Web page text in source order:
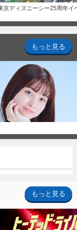
京ディズニーシー25周年イ
もっと見る
もっと見る